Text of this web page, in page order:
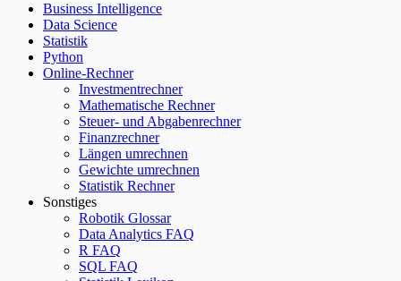
Business Intelligence
Data Science
Statistik
Python
Online-Rechner
Investmentrechner
Mathematische Rechner
Steuer- und Abgabenrechner
Finanzrechner
Längen umrechnen
Gewichte umrechnen
Statistik Rechner
Sonstiges
Robotik Glossar
Data Analytics FAQ
R FAQ
SQL FAQ